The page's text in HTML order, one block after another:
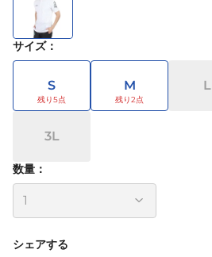
サイズ：
S M L
3L
数量：
シェアする